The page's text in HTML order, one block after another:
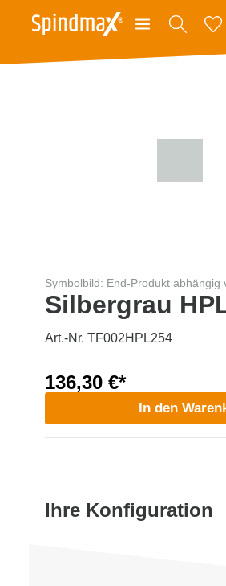
Symbolbild: End-Produkt abhängig
Silbergrau
Art.-Nr. TF002HPL254
136,30 €*
In den
Ihre Konfiguration